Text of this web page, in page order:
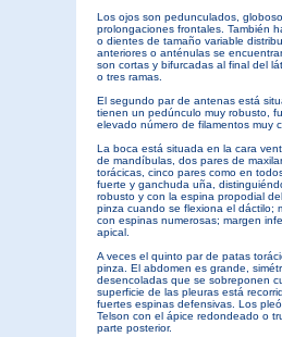
Los ojos son pedunculados,
prolongaciones frontales. También
o dientes de tamaño variable
anteriores o anténulas se
son cortas y bifurcadas al final del
o tres ramas.
El segundo par de antenas está
tienen un pedúnculo muy robusto,
elevado número de filamentos muy
La boca está situada en la cara
de mandíbulas, dos pares de
torácicas, cinco pares como en
fuerte y ganchuda uña,
robusto y con la espina propodial
pinza cuando se flexiona el dáctilo;
con espinas numerosas; margen
apical.
A veces el quinto par de patas
pinza. El abdomen es grande,
desencoladas que se sobreponen
superficie de las pleuras está
fuertes espinas defensivas. Los
Telson con el ápice redondeado o
parte posterior.